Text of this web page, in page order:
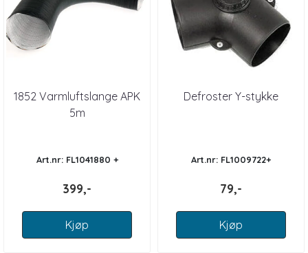
1852 Varmluftslange APK
5m
Art.nr: FL1041880 +
399,-
Kjøp
Defroster Y-stykke
Art.nr: FL1009722+
79,-
Kjøp